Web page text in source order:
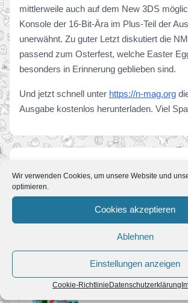
Wir verwenden Cookies, um unsere Website und
optimieren.
Cookies akzeptieren
Ablehnen
Einstellungen anzeigen
Cookie-RichtlinieDatenschutzerklärung
mittlerweile auch auf dem New 3DS
Konsole der 16-Bit-Ära im Plus-Teil der
unerwähnt. Zu guter Letzt diskutiert die
passend zum Osterfest, welche Easter
besonders in Erinnerung geblieben sind.
Und jetzt schnell unter https://n-mag.org
Ausgabe kostenlos herunterladen. Viel
Ähnliche News
Partnerseite:
Link und Co. warten auf
7. Januar 2021
Seit fast 12 Jahre betreiben wir
die Anlaufstelle #1 für das
Mit unseren…
Pressemitteilung NMag